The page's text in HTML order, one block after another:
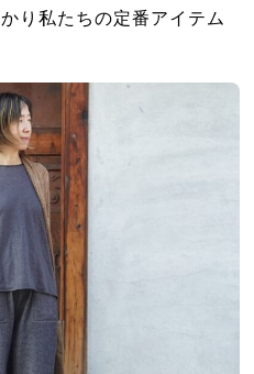
り私たちの定番アイテム